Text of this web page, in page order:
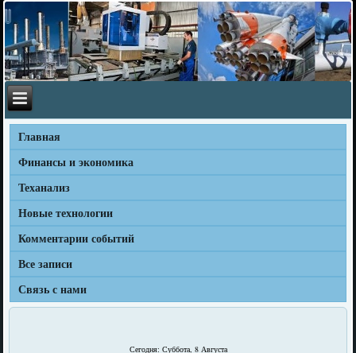
Главная
Финансы и экономика
Теханализ
Новые технологии
Комментарии событий
Все записи
Связь с нами
Сегодня: Суббота, 8 Августа